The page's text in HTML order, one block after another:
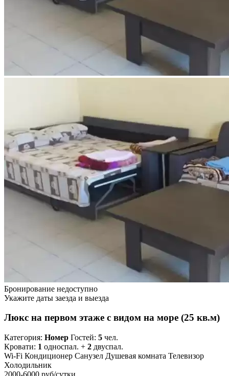
Бронирование недоступно
Укажите даты заезда и выезда
Люкс на первом этаже с видом на море (25 кв.м)
Категория: Номер Гостей: 5 чел.
Кровати: 1 односпал. + 2 двуспал.
Wi-Fi Кондиционер Санузел Душевая комната Телевизор
Холодильник
2000-6000 руб/сутки